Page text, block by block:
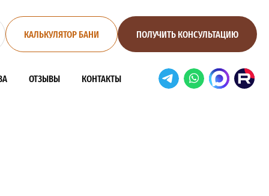
КАЛЬКУЛЯТОР БАНИ ПОЛУЧИТЬ КОНСУЛЬТАЦИЮ
ОТЗЫВЫ КОНТАКТЫ